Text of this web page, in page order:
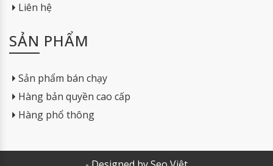
Liên hệ
SẢN PHẨM
Sản phẩm bán chạy
Hàng bản quyền cao cấp
Hàng phổ thông